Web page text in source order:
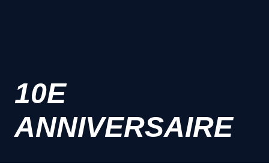
10E
ANNIVERSAIRE